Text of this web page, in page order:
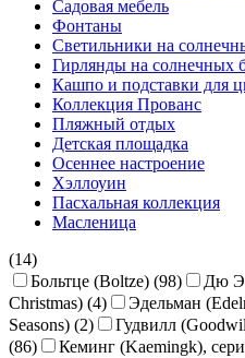
Садовая мебель
Фонтаны
Светильники на
Гирлянды на солнечных
Кашпо и подставки для
Коллекция Прованс
Пляжный отдых
Детская площадка
Осеннее настроение
Хэллоуин
Пасхальная коллекция
Масленица
(14)
Больтце (Boltze) (98)
Дю
Christmas) (4)
Эдельман
Seasons) (2)
Гудвилл
(86)
Кеминг (Kaemingk),